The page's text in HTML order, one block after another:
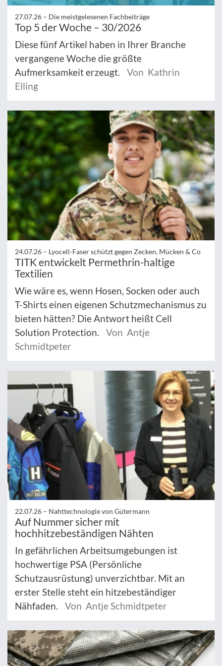
27.07.26 – Die meistgelesenen Fachbeiträge
Top 5 der Woche – 30/2026
Diese fünf Artikel haben in Ihrer Branche
vergangene Woche die größte
Aufmerksamkeit erzeugt.
Von Kathrin
Elling
24.07.26 – Lyocell-Faser schützt gegen Zecken, Mücken & Co
TITK entwickelt Permethrin-haltige
Textilien
Wie wäre es, wenn Hosen, Socken oder auch
T-Shirts einen eigenen Schutzmechanismus zu
bieten hätten? Die Antwort heißt Cell
Solution Protection.
Von Antje
Schmidtpeter
22.07.26 – Nahttechnologie von Gütermann
Auf Nummer sicher mit
hochhitzebeständigen Nähten
In gefährlichen Arbeitsumgebungen ist
hochwertige PSA (Persönliche
Schutzausrüstung) unverzichtbar. Mit an
erster Stelle steht ein hitzebeständiger
Nähfaden.
Von Antje Schmidtpeter